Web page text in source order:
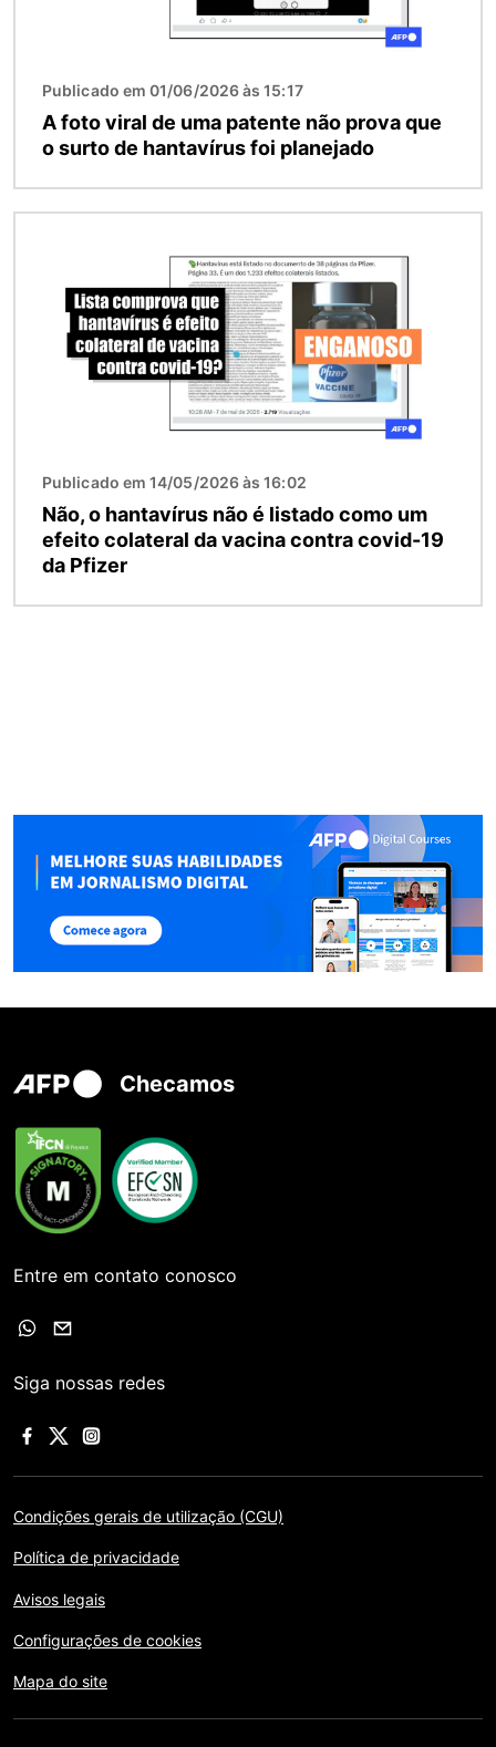
Publicado em 01/06/2026 às 15:17
A foto viral de uma patente não prova que
o surto de hantavírus foi planejado
Publicado em 14/05/2026 às 16:02
Não, o hantavírus não é listado como um
efeito colateral da vacina contra covid-19
da Pfizer
Checamos
Entre em contato conosco
Siga nossas redes
Condições gerais de utilização (CGU)
Política de privacidade
Avisos legais
Configurações de cookies
Mapa do site